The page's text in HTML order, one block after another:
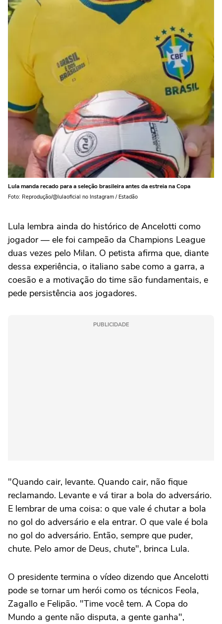
Lula manda recado para a seleção brasileira antes da estreia na Copa
Foto: Reprodução/@lulaoficial no Instagram / Estadão
Lula lembra ainda do histórico de Ancelotti como
jogador — ele foi campeão da Champions League
duas vezes pelo Milan. O petista afirma que, diante
dessa experiência, o italiano sabe como a garra, a
coesão e a motivação do time são fundamentais, e
pede persistência aos jogadores.
PUBLICIDADE
"Quando cair, levante. Quando cair, não fique
reclamando. Levante e vá tirar a bola do adversário.
E lembrar de uma coisa: o que vale é chutar a bola
no gol do adversário e ela entrar. O que vale é bola
no gol do adversário. Então, sempre que puder,
chute. Pelo amor de Deus, chute", brinca Lula.
O presidente termina o vídeo dizendo que Ancelotti
pode se tornar um herói como os técnicos Feola,
Zagallo e Felipão. "Time você tem. A Copa do
Mundo a gente não disputa, a gente ganha",